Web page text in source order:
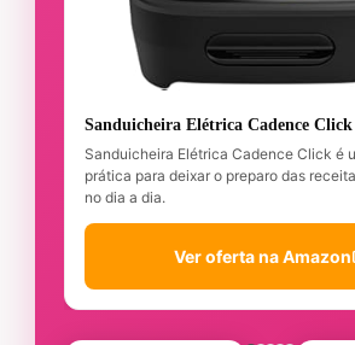
Sanduicheira Elétrica Cadence Click
Sanduicheira Elétrica Cadence Click é
prática para deixar o preparo das
no dia a dia.
Ver oferta na Amazon